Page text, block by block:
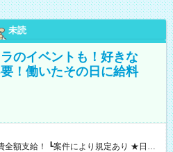
未読
のイベントも！好きな
！働いたその日に給料